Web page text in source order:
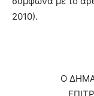
2010).
Ο